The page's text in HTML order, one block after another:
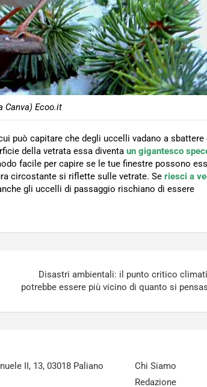
Canva) Ecoo.it
può capitare che degli uccelli vadano a sbattere
della vetrata essa diventa un gigantesco
facile per capire se le tue finestre possono
circostante si riflette sulle vetrate. Se riesci a
gli uccelli di passaggio rischiano di essere
Disastri ambientali: il punto critico
potrebbe essere più vicino di quanto si
II, 13, 03018 Paliano
Chi Siamo
Redazione